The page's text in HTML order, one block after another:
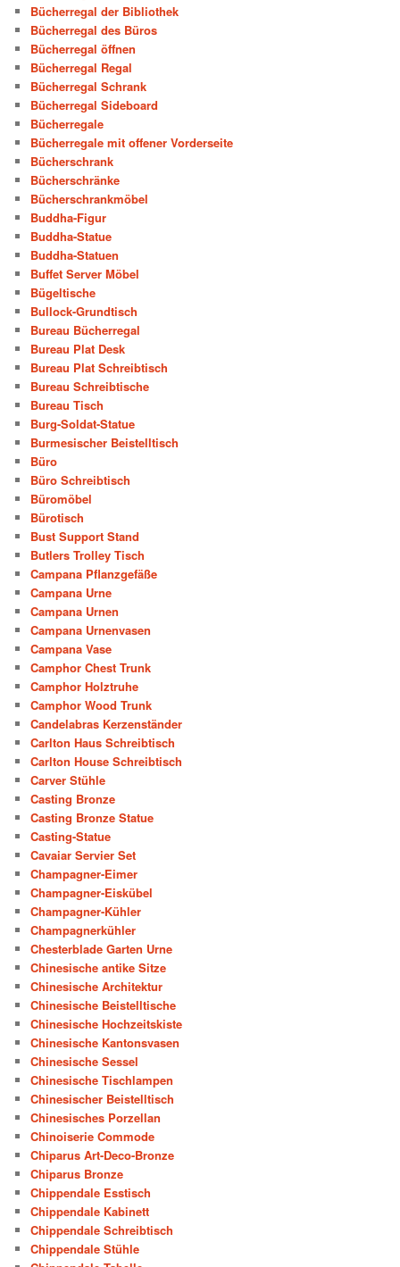
Bücherregal der Bibliothek
Bücherregal des Büros
Bücherregal öffnen
Bücherregal Regal
Bücherregal Schrank
Bücherregal Sideboard
Bücherregale
Bücherregale mit offener Vorderseite
Bücherschrank
Bücherschränke
Bücherschrankmöbel
Buddha-Figur
Buddha-Statue
Buddha-Statuen
Buffet Server Möbel
Bügeltische
Bullock-Grundtisch
Bureau Bücherregal
Bureau Plat Desk
Bureau Plat Schreibtisch
Bureau Schreibtische
Bureau Tisch
Burg-Soldat-Statue
Burmesischer Beistelltisch
Büro
Büro Schreibtisch
Büromöbel
Bürotisch
Bust Support Stand
Butlers Trolley Tisch
Campana Pflanzgefäße
Campana Urne
Campana Urnen
Campana Urnenvasen
Campana Vase
Camphor Chest Trunk
Camphor Holztruhe
Camphor Wood Trunk
Candelabras Kerzenständer
Carlton Haus Schreibtisch
Carlton House Schreibtisch
Carver Stühle
Casting Bronze
Casting Bronze Statue
Casting-Statue
Cavaiar Servier Set
Champagner-Eimer
Champagner-Eiskübel
Champagner-Kühler
Champagnerkühler
Chesterblade Garten Urne
Chinesische antike Sitze
Chinesische Architektur
Chinesische Beistelltische
Chinesische Hochzeitskiste
Chinesische Kantonsvasen
Chinesische Sessel
Chinesische Tischlampen
Chinesischer Beistelltisch
Chinesisches Porzellan
Chinoiserie Commode
Chiparus Art-Deco-Bronze
Chiparus Bronze
Chippendale Esstisch
Chippendale Kabinett
Chippendale Schreibtisch
Chippendale Stühle